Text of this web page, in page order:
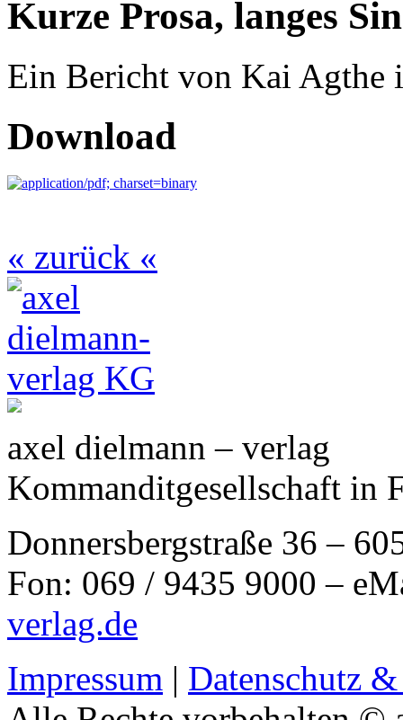
Kurze Prosa, langes
Ein Bericht von Kai Agthe
Download
« zurück «
axel dielmann – verlag
Kommanditgesellschaft in
Donnersbergstraße 36 –
Fon: 069 / 9435 9000 –
verlag.de
Impressum | Datenschutz